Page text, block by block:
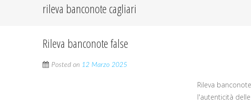
rileva banconote cagliari
Rileva banconote false
Posted on 12 Marzo 2025
Rileva
l'autenticità